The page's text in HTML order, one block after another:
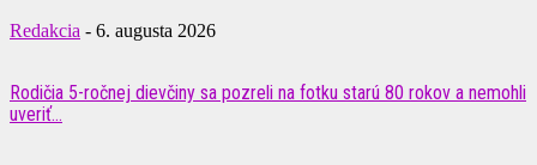
Redakcia - 6. augusta 2026
Rodičia 5-ročnej dievčiny sa pozreli na fotku starú 80 rokov a nemohli
uveriť...